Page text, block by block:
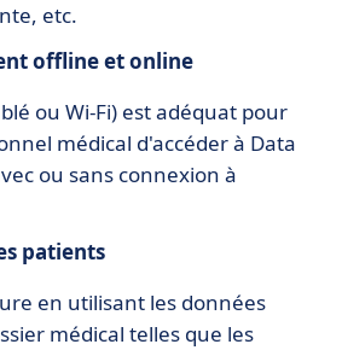
etc.
offline et online
ou Wi-Fi) est adéquat pour
médical d'accéder à Data
ou sans connexion à
patients
en utilisant les données
médical telles que les